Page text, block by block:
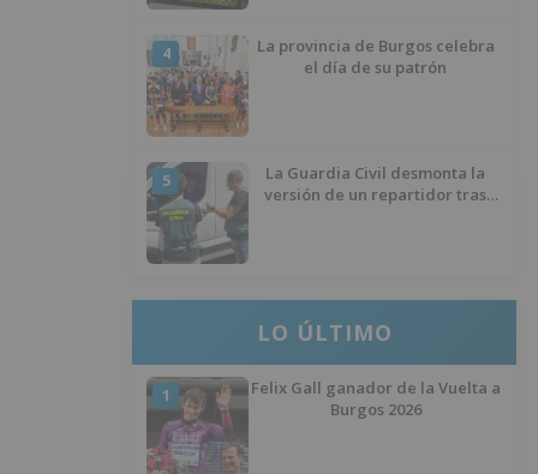
4
La provincia de Burgos celebra
el día de su patrón
5
La Guardia Civil desmonta la
versión de un repartidor tras
LO ÚLTIMO
1
Felix Gall ganador de la Vuelta a
Burgos 2026